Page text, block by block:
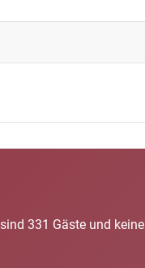
331 Gäste und